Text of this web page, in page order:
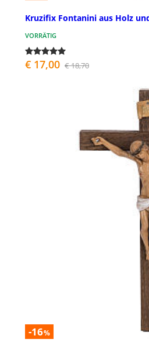
Kruzifix Fontanini aus Holz
VORRÄTIG
€ 17,00 € 18,70
-16%